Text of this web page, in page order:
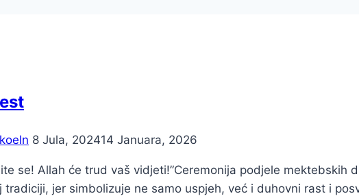
8 Jula, 202414 Januara, 2026
se! Allah će trud vaš vidjeti!”Ceremonija podjele mektebskih
tradiciji, jer simbolizuje ne samo uspjeh, već i duhovni rast i